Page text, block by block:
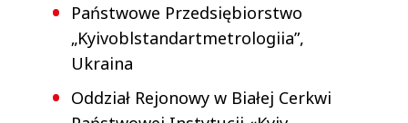
Państwowe Przedsiębiorstwo
„Kyivoblstandartmetrologiia”,
Ukraina
Oddział Rejonowy w Białej Cerkwi